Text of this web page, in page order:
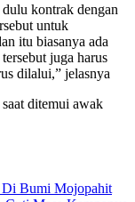
kontrak dengan
untuk
itu biasanya ada
juga harus
dilalui,” jelasnya
ditemui awak
Di Bumi Mojopahit